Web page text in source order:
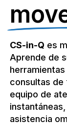
CS-in-Q es
Aprende de
consultas de
equipo de
asistencia